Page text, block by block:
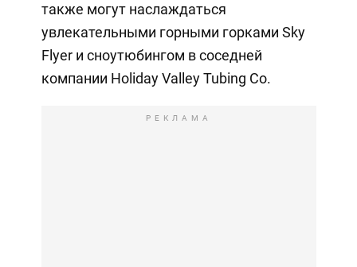
также могут наслаждаться
увлекательными горными горками Sky
Flyer и сноутюбингом в соседней
компании Holiday Valley Tubing Co.
РЕКЛАМА